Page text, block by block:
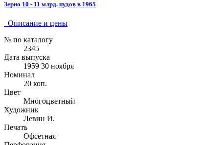
Зерно 10 - 11 млрд. пудов в 1965
Описание и цены
№ по каталогу
2345
Дата выпуска
1959 30 ноября
Номинал
20 коп.
Цвет
Многоцветный
Художник
Левин И.
Печать
Офсетная